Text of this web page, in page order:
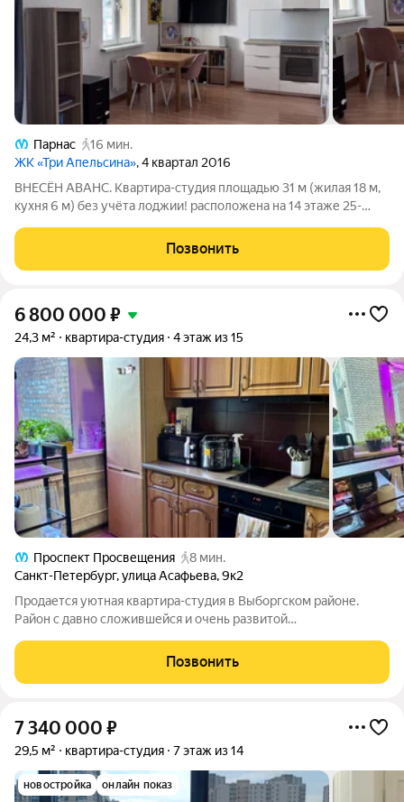
Парнас
16 мин.
ЖК «Три Апельсина», 4 квартал 2016
ВНЕСЁН АВАНС. Квартира-студия площадью 31 м (жилая 18 м,
кухня 6 м) без учёта лоджии! расположена на 14 этаже 25-
косметический, квартира меблирована, техника Самсунг,
шкафы и комод от Икеа,
Позвонить
6 800 000 ₽
24,3 м² квартира-студия 4 этаж из 15
Проспект Просвещения
8 мин.
Санкт-Петербург,улица Асафьева,9к2
Продается уютная квартира-студия в Выборгском районе.
Район с давно сложившейся и очень развитой
необходимые магазины, организации и заведения(Магнит,
Пятерочка, Лента, банки, кафе, Детские сады,
Позвонить
7 340 000 ₽
29,5 м² квартира-студия 7 этаж из 14
новостройка онлайн показ